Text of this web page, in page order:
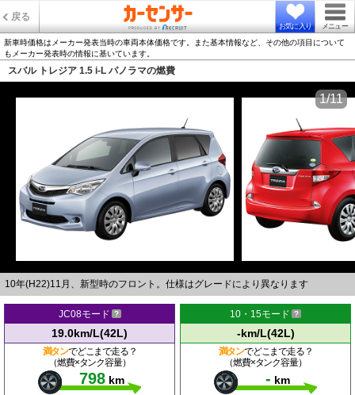
戻る
お気に入り メニュー
新車時価格はメーカー発表当時の車両本体価格です。また基本情報など、その他の項目について
もメーカー発表時の情報に基いています。
スバル トレジア 1.5 i-L パノラマの燃費
10年(H22)11月、新型時のフロント。仕様はグレードにより異なります
1/11
JC08モード
19.0km/L(42L)
満タンでどこまで走る？
（燃費×タンク容量）
798 km
10・15モード
-km/L(42L)
満タンでどこまで走る？
（燃費×タンク容量）
- km